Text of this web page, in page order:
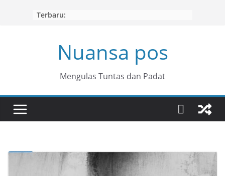
Terbaru:
Nuansa pos
Mengulas Tuntas dan Padat